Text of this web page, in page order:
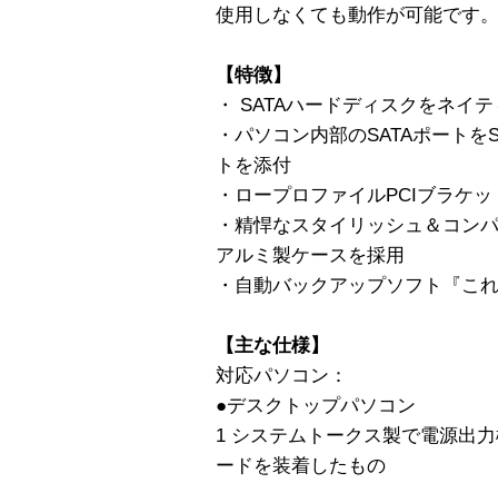
使用しなくても動作が可能です。
【特徴】
・ SATAハードディスクをネイ
・パソコン内部のSATAポート
トを添付
・ロープロファイルPCIブラケ
・精悍なスタイリッシュ＆コン
アルミ製ケースを採用
・自動バックアップソフト『こ
【主な仕様】
対応パソコン：
●デスクトップパソコン
1 システムトークス製で電源出
ードを装着したもの